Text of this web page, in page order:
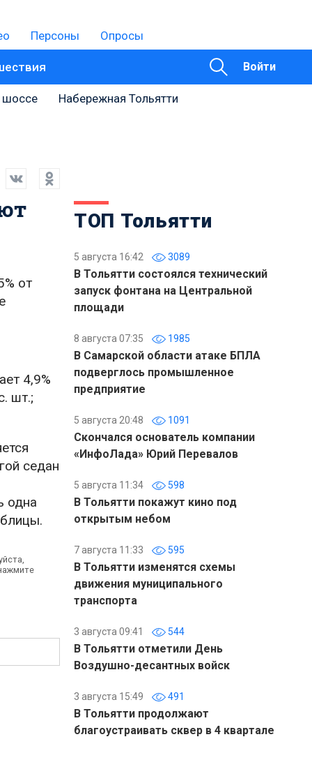
Персоны Опросы
Войти
шоссе Набережная Тольятти
от
4,9%
шт.;
седан
одна
ТОП Тольятти
5 августа 16:42 3089
В Тольятти состоялся технический
запуск фонтана на Центральной
площади
8 августа 07:35 1985
В Самарской области атаке БПЛА
подверглось промышленное
предприятие
5 августа 20:48 1091
Скончался основатель компании
«ИнфоЛада» Юрий Перевалов
5 августа 11:34 598
В Тольятти покажут кино под
открытым небом
7 августа 11:33 595
В Тольятти изменятся схемы
движения муниципального
транспорта
3 августа 09:41 544
В Тольятти отметили День
Воздушно-десантных войск
3 августа 15:49 491
В Тольятти продолжают
благоустраивать сквер в 4 квартале